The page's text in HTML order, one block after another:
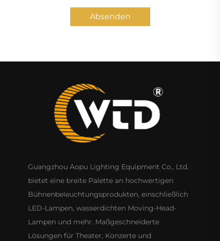
Absenden
Guangzhou Aopu Lighting Equipment Co., Ltd.
bietet eine breite Palette an hochwertigen
Bühnenbeleuchtungsprodukten, einschließlich
LED-Lampen, wasserdichten Moving-Head-
Lampen und mehr. Maßgeschneiderte
Lösungen für Theater, Konzerte und